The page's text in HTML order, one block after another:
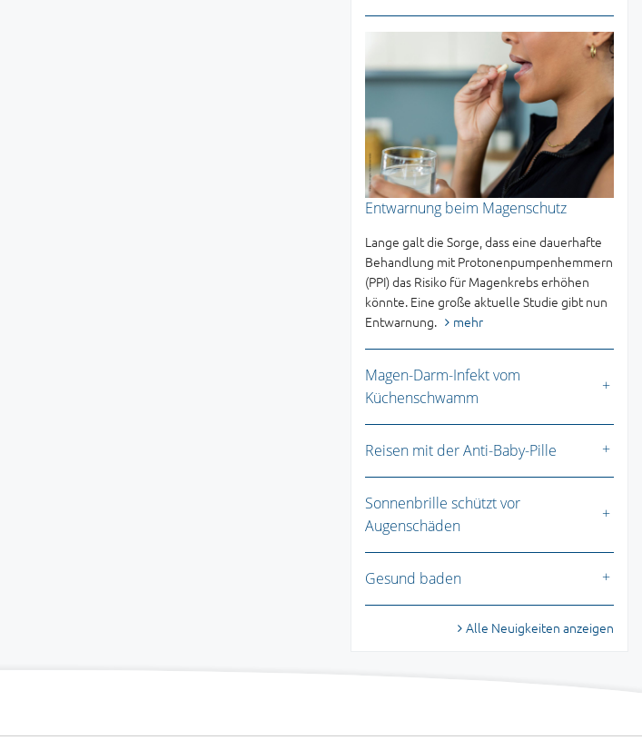
Entwarnung beim Magenschutz
Lange galt die Sorge, dass eine dauerhafte
Behandlung mit Protonenpumpenhemmern
(PPI) das Risiko für Magenkrebs erhöhen
könnte. Eine große aktuelle Studie gibt nun
Entwarnung.
mehr
Magen-Darm-Infekt vom
Küchenschwamm
Reisen mit der Anti-Baby-Pille
Sonnenbrille schützt vor
Augenschäden
Gesund baden
Alle Neuigkeiten anzeigen